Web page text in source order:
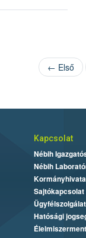
← Első
Kapcsolat
Nébih
Nébih
Sajtókapcsolat
Ügyfélszolgálat
Hatósági